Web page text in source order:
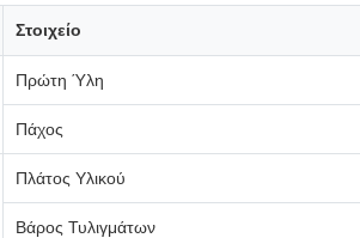
Στοιχείο
Πρώτη Ύλη
Πάχος
Πλάτος Υλικού
Βάρος Τυλιγμάτων